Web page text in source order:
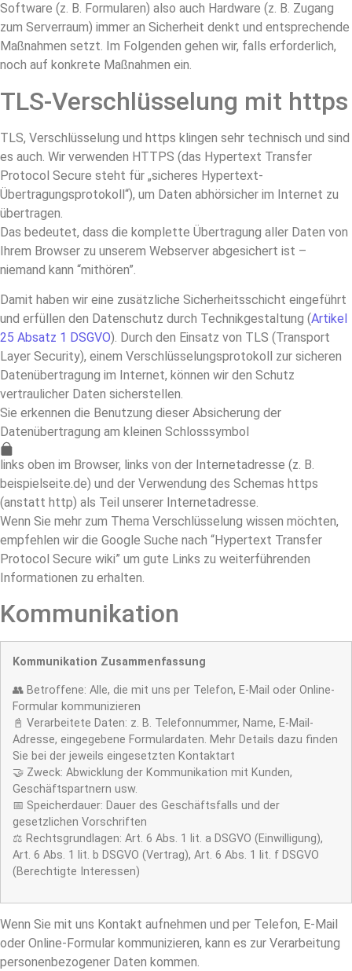
Software (z. B. Formularen) also auch Hardware (z. B. Zugang
zum Serverraum) immer an Sicherheit denkt und entsprechende
Maßnahmen setzt. Im Folgenden gehen wir, falls erforderlich,
noch auf konkrete Maßnahmen ein.
TLS-Verschlüsselung mit https
TLS, Verschlüsselung und https klingen sehr technisch und sind
es auch. Wir verwenden HTTPS (das Hypertext Transfer
Protocol Secure steht für „sicheres Hypertext-
Übertragungsprotokoll“), um Daten abhörsicher im Internet zu
übertragen.
Das bedeutet, dass die komplette Übertragung aller Daten von
Ihrem Browser zu unserem Webserver abgesichert ist –
niemand kann “mithören”.
Damit haben wir eine zusätzliche Sicherheitsschicht eingeführt
und erfüllen den Datenschutz durch Technikgestaltung (Artikel
25 Absatz 1 DSGVO). Durch den Einsatz von TLS (Transport
Layer Security), einem Verschlüsselungsprotokoll zur sicheren
Datenübertragung im Internet, können wir den Schutz
vertraulicher Daten sicherstellen.
Sie erkennen die Benutzung dieser Absicherung der
Datenübertragung am kleinen Schlosssymbol
links oben im Browser, links von der Internetadresse (z. B.
beispielseite.de) und der Verwendung des Schemas https
(anstatt http) als Teil unserer Internetadresse.
Wenn Sie mehr zum Thema Verschlüsselung wissen möchten,
empfehlen wir die Google Suche nach “Hypertext Transfer
Protocol Secure wiki” um gute Links zu weiterführenden
Informationen zu erhalten.
Kommunikation
Kommunikation Zusammenfassung
👥 Betroffene: Alle, die mit uns per Telefon, E-Mail oder Online-
Formular kommunizieren
📓 Verarbeitete Daten: z. B. Telefonnummer, Name, E-Mail-
Adresse, eingegebene Formulardaten. Mehr Details dazu finden
Sie bei der jeweils eingesetzten Kontaktart
🤝 Zweck: Abwicklung der Kommunikation mit Kunden,
Geschäftspartnern usw.
📅 Speicherdauer: Dauer des Geschäftsfalls und der
gesetzlichen Vorschriften
⚖️ Rechtsgrundlagen: Art. 6 Abs. 1 lit. a DSGVO (Einwilligung),
Art. 6 Abs. 1 lit. b DSGVO (Vertrag), Art. 6 Abs. 1 lit. f DSGVO
(Berechtigte Interessen)
Wenn Sie mit uns Kontakt aufnehmen und per Telefon, E-Mail
oder Online-Formular kommunizieren, kann es zur Verarbeitung
personenbezogener Daten kommen.